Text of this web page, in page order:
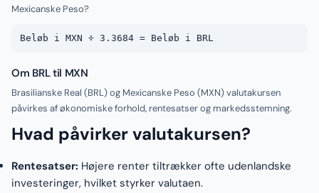
Mexicanske Peso?
Beløb i MXN ÷ 3.3684 = Beløb i BRL
Om BRL til MXN
Brasilianske Real (BRL) og Mexicanske Peso (MXN) valutakursen
påvirkes af økonomiske forhold, rentesatser og markedsstemning.
Hvad påvirker valutakursen?
Rentesatser: Højere renter tiltrækker ofte udenlandske
investeringer, hvilket styrker valutaen.